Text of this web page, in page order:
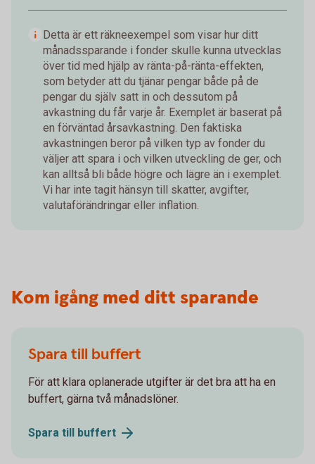
Detta är ett räkneexempel som visar hur ditt
månadssparande i fonder skulle kunna utvecklas
över tid med hjälp av ränta-på-ränta-effekten,
som betyder att du tjänar pengar både på de
pengar du själv satt in och dessutom på
avkastning du får varje år. Exemplet är baserat på
en förväntad årsavkastning. Den faktiska
avkastningen beror på vilken typ av fonder du
väljer att spara i och vilken utveckling de ger, och
kan alltså bli både högre och lägre än i exemplet.
Vi har inte tagit hänsyn till skatter, avgifter,
valutaförändringar eller inflation.
Kom igång med ditt sparande
Spara till buffert
För att klara oplanerade utgifter är det bra att ha en
buffert, gärna två månadslöner.
Spara till buffert